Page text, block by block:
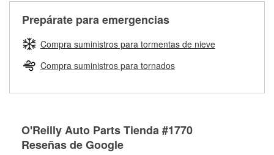
Más información sobre el Programa de Préstamo de
Herramientas de O'Reilly
medirán tus tambores o discos para determinar si pueden
ser rectificados con seguridad. Si tus tambores o discos no
pueden ser reutilizados, podemos ayudarte a encontrar las
partes de reemplazo correctas para tu reparación.
Rectificación de tambores y discos de freno
Auto Parts que ofrecen este servicio, trae la manguera
averiada o determina los acoplamientos y la longitud
adecuados para que te construyamos una nueva. O'Reilly
Auto Parts tiene las mangueras y los acoples adecuados
para reparar el sistema hidráulico de tu maquinaria
agrícola o de construcción.
Más información acerca del servicio de mangueras
Prepárate para emergencias
Compra suministros para tormentas de nieve
Compra suministros para tornados
O'Reilly Auto Parts Tienda #1770
Reseñas de Google